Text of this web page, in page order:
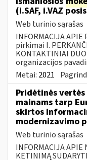
(i.SAF, i.VAZ
Web turinio sąrašas
INFORMACIJA APIE
pirkimai I.
KONTAKTINIAI
organizacijos
Metai: 2021
Pridėtinės
mainams tarp
skirtos
modernizavimo
Web turinio sąrašas
INFORMACIJA APIE
KETINIMĄ